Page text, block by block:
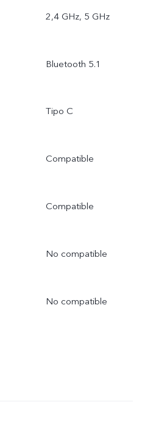
2,4 GHz, 5 GHz
Bluetooth 5.1
Tipo C
Compatible
Compatible
No compatible
No compatible